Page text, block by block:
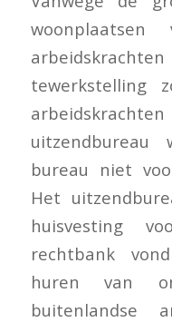
tewerkstelling
bureau niet
Het
huisvesting
rechtbank
huren van
buitenlandse